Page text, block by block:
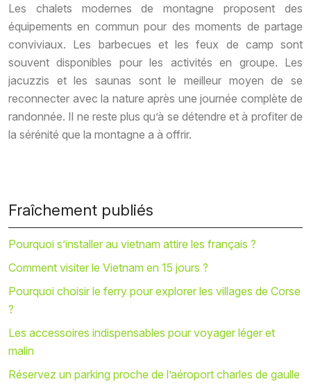
Les chalets modernes de montagne proposent des
équipements en commun pour des moments de partage
conviviaux. Les barbecues et les feux de camp sont
souvent disponibles pour les activités en groupe. Les
jacuzzis et les saunas sont le meilleur moyen de se
reconnecter avec la nature après une journée complète de
randonnée. Il ne reste plus qu’à se détendre et à profiter de
la sérénité que la montagne a à offrir.
Fraîchement publiés
Pourquoi s’installer au vietnam attire les français ?
Comment visiter le Vietnam en 15 jours ?
Pourquoi choisir le ferry pour explorer les villages de Corse
?
Les accessoires indispensables pour voyager léger et
malin
Réservez un parking proche de l’aéroport charles de gaulle